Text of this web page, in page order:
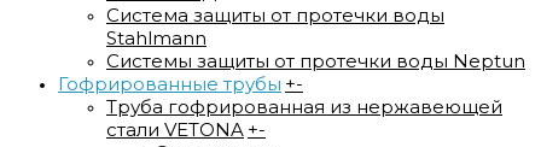
Система защиты от протечки воды
Stahlmann
Системы защиты от протечки воды Neptun
Гофрированные трубы +-
Труба гофрированная из нержавеющей
стали VETONA +-